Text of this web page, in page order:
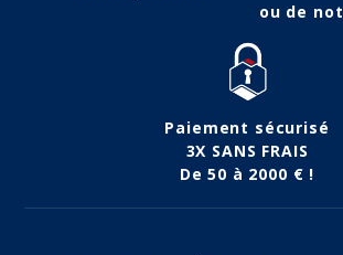
ou de
Paiement sécurisé
3X SANS FRAIS
De 50 à 2000 € !